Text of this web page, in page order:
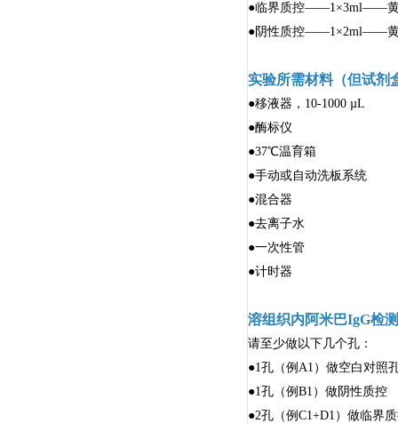
●临界质控——1×3ml——黄
●阴性质控——1×2ml——黄
实验所需材料（但试剂
●移液器，10-1000 µL
●酶标仪
●37℃温育箱
●手动或自动洗板系统
●混合器
●去离子水
●一次性管
●计时器
溶组织内阿米巴IgG检
请至少做以下几个孔：
●1孔（例A1）做空白对照
●1孔（例B1）做阴性质控
●2孔（例C1+D1）做临界